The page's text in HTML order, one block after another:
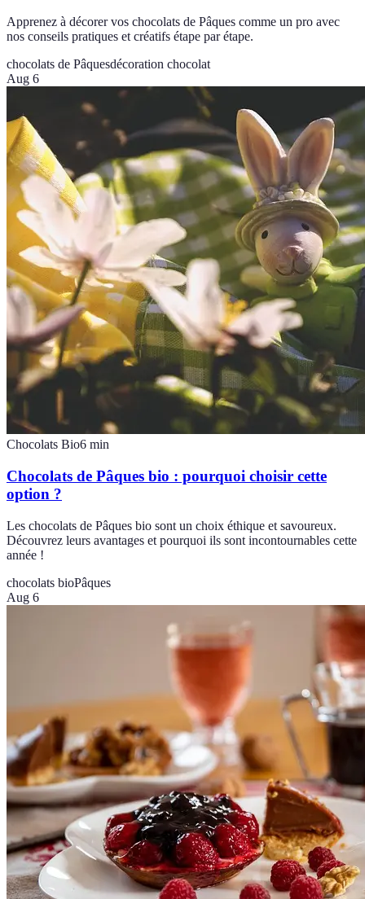
Apprenez à décorer vos chocolats de Pâques comme un pro avec
nos conseils pratiques et créatifs étape par étape.
chocolats de Pâquesdécoration chocolat
Aug 6
Chocolats Bio6 min
Chocolats de Pâques bio : pourquoi choisir cette
option ?
Les chocolats de Pâques bio sont un choix éthique et savoureux.
Découvrez leurs avantages et pourquoi ils sont incontournables cette
année !
chocolats bioPâques
Aug 6